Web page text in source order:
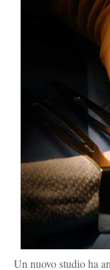
Un nuovo studio ha